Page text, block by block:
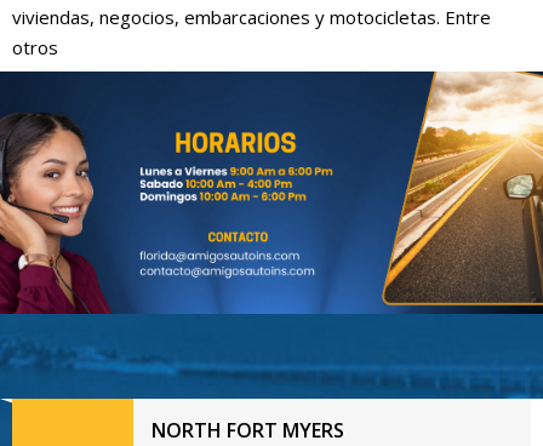
viviendas, negocios, embarcaciones y motocicletas. Entre
otros
NORTH FORT MYERS